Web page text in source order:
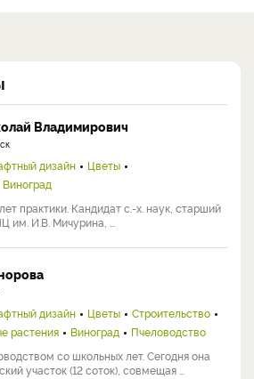
Владимирович
дизайн
Цветы
Виноград
практики. Кандидат с.-х. наук, старший
им. И.В. Мичурина, ...
дизайн Цветы
Строительство
растения Виноград
Пчеловодство
со школьных лет. Сегодня она
участок (12 соток), совмещая ...